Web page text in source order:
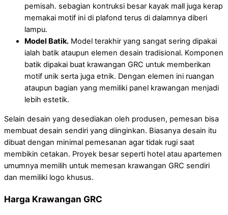
pemisah. sebagian kontruksi besar kayak mall juga kerap
memakai motif ini di plafond terus di dalamnya diberi
lampu.
Model Batik. Model terakhir yang sangat sering dipakai
ialah batik ataupun elemen desain tradisional. Komponen
batik dipakai buat krawangan GRC untuk memberikan
motif unik serta juga etnik. Dengan elemen ini ruangan
ataupun bagian yang memiliki panel krawangan menjadi
lebih estetik.
Selain desain yang desediakan oleh produsen, pemesan bisa
membuat desain sendiri yang diinginkan. Biasanya desain itu
dibuat dengan minimal pemesanan agar tidak rugi saat
membikin cetakan. Proyek besar seperti hotel atau apartemen
umumnya memilih untuk memesan krawangan GRC sendiri
dan memiliki logo khusus.
Harga Krawangan GRC